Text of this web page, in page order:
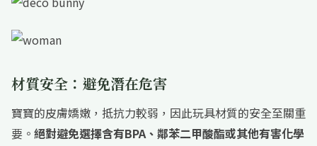
材質安全：避免潛在危害
寶寶的皮膚嬌嫩，抵抗力較弱，因此玩具材質的安全至關重
要。 絕對避免選擇含有BPA、鄰苯二甲酸酯或其他有害化學